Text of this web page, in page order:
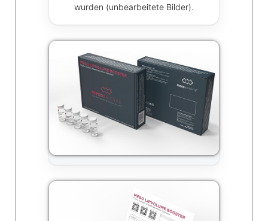
wurden (unbearbeitete Bilder).